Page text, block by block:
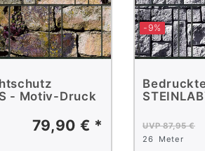
- Motiv-Druck
79,90 € *
-9%
UVP 87,95 €
26 Meter